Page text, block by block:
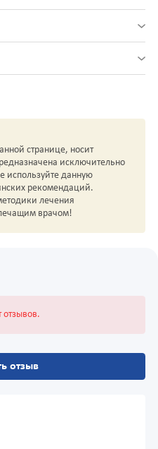
странице, носит
исключительно
используйте данную
рекомендаций.
лечения
врачом!
отзывов.
отзыв